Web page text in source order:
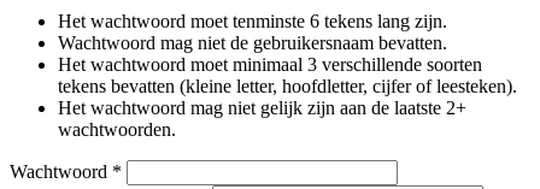
Het wachtwoord moet tenminste 6 tekens lang zijn.
Wachtwoord mag niet de gebruikersnaam bevatten.
Het wachtwoord moet minimaal 3 verschillende soorten
tekens bevatten (kleine letter, hoofdletter, cijfer of leesteken).
Het wachtwoord mag niet gelijk zijn aan de laatste 2+
wachtwoorden.
Wachtwoord *